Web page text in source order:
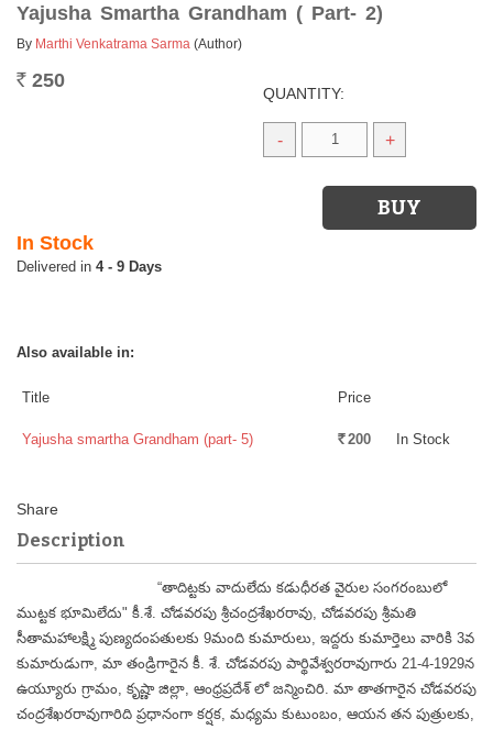
Yajusha Smartha Grandham ( Part- 2)
By Marthi Venkatrama Sarma (Author)
Rs. 250
QUANTITY:
- +
In Stock
4 - 9 Days
Also available in:
Title Price
Yajusha smartha Grandham (part- 5) Rs. 200 In Stock
Description
“తాదిట్టకు వాదులేదు కడుధీరత వైరుల సంగరంబులో
ముట్టక భూమిలేదు" కీ.శే. చోడవరపు శ్రీచంద్రశేఖరరావు, చోడవరపు శ్రీమతి
సీతామహాలక్ష్మి పుణ్యదంపతులకు 9మంది కుమారులు, ఇద్దరు కుమార్తెలు వారికి 3వ
కుమారుడుగా, మా తండ్రిగారైన కీ. శే. చోడవరపు పార్థివేశ్వరరావుగారు 21-4-1929న
ఉయ్యూరు గ్రామం, కృష్ణా జిల్లా, ఆంధ్రప్రదేశ్ లో జన్మించిరి. మా తాతగారైన చోడవరపు
చంద్రశేఖరరావుగారిది ప్రధానంగా కర్షక, మధ్యమ కుటుంబం, ఆయన తన పుత్రులకు,